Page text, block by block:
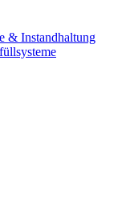
& Instandhaltung